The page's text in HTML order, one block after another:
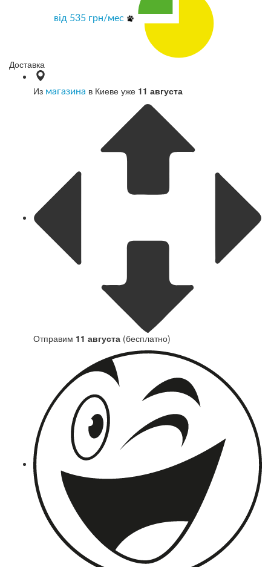
від 535 грн/мес
Доставка
Из магазина в Киеве уже 11 августа
Отправим 11 августа (бесплатно)